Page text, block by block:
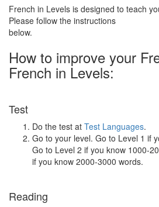
French in Levels is designed to teach
Please follow the instructions
below.
How to improve your
French in Levels:
Test
Do the test at Test Languages.
Go to your level. Go to Level 1 if
Go to Level 2 if you know 1000-
if you know 2000-3000 words.
Reading